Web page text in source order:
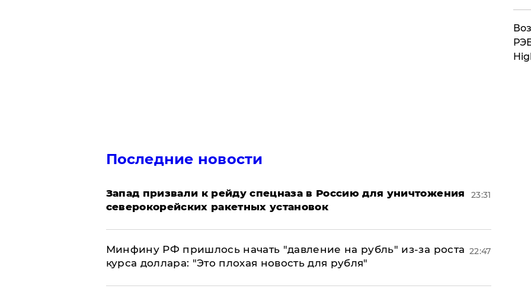
Последние новости
Запад призвали к рейду спецназа в Россию для уничтожения
северокорейских ракетных установок
23:31
Минфину РФ пришлось начать "давление на рубль" из-за роста
курса доллара: "Это плохая новость для рубля"
22:47